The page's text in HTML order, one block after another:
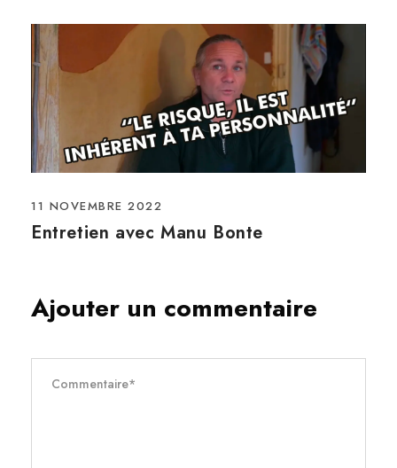
11 NOVEMBRE 2022
Entretien avec Manu Bonte
Ajouter un commentaire